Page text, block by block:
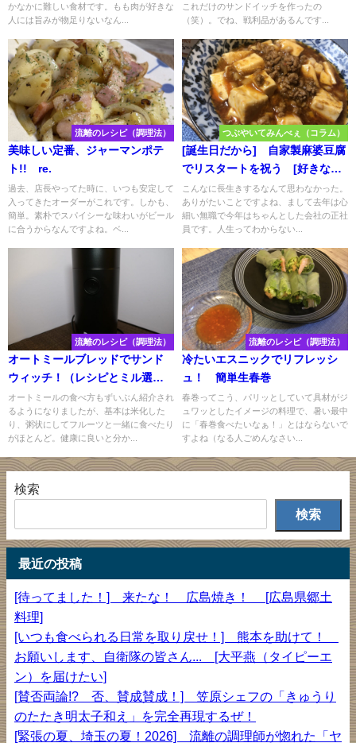
かなかに難しい食材です。もも肉が好きな
人には旨みが物足りないなん...
これだけのサンドイッチを作ったの
（笑）。でね、戦利品があるんです...
流離のレシピ（調理法）
美味しい定番、ジャーマンポテ
ト!! re.
過去、店長やってた時に、いつも安定して
入ってきたオーダーがこれです。しかも、
簡単。素朴でスパイシーな味わいがビール
に合うからなんですよね。ベ...
つぶやいてみんべぇ（コラム）
[誕生日だから] 自家製麻婆豆腐
でリスタートを祝う [好きなも
の食べなよ！]
こんなに長生きするなんて思わなかった。
ありがたいことですよね、まして去年は心
細い無職で今年はちゃんとした会社の正社
員です。人生ってわからない...
流離のレシピ（調理法）
オートミールブレッドでサンド
ウィッチ！（レシピとミル選定
編）
オートミールの食べ方もずいぶん紹介され
るようになりましたが、基本は米化した
り、粥状にしてフルーツと一緒に食べたり
がほとんど。健康に良いと分か...
流離のレシピ（調理法）
冷たいエスニックでリフレッシ
ュ！ 簡単生春巻
春巻ってこう、パリッとしていて具材がジ
ュワッとしたイメージの料理で、暑い最中
に「春巻食べたいなぁ！」とはならないで
すよね（なる人ごめんなさい...
検索
検索
最近の投稿
[待ってました！] 来たな！ 広島焼き！ [広島県郷土
料理]
[いつも食べられる日常を取り戻せ！] 熊本を助けて！
お願いします、自衛隊の皆さん... [大平燕（タイピーエ
ン）を届けたい]
[賛否両論!? 否、賛成賛成！] 笠原シェフの「きゅうり
のたたき明太子和え」を完全再現するぜ！
[緊張の夏、埼玉の夏！2026] 流離の調理師が惚れた「ヤ